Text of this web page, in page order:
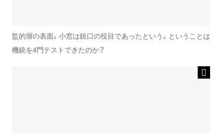
監的塀の表面。小窓は銃口の役目であったという。ということは
機銃を4門テストできたのか？